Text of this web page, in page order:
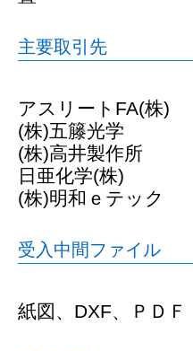
主要取引先
アスリートFA(株)
(株)五籐光学
(株)高井製作所
日亜化学(株)
(株)明和ｅテック
受入中間ファイル
紙図、DXF、ＰＤＦ